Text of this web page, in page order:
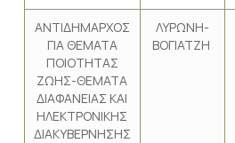
ΑΝΤΙΔΗΜΑΡΧΟΣ
ΓΙΑ ΘΕΜΑΤΑ
ΠΟΙΟΤΗΤΑΣ
ΖΩΗΣ-ΘΕΜΑΤΑ
ΔΙΑΦΑΝΕΙΑΣ ΚΑΙ
ΗΛΕΚΤΡΟΝΙΚΗΣ
ΔΙΑΚΥΒΕΡΝΗΣΗΣ
ΛΥΡΩΝΗ-
ΒΟΓΙΑΤΖΗ